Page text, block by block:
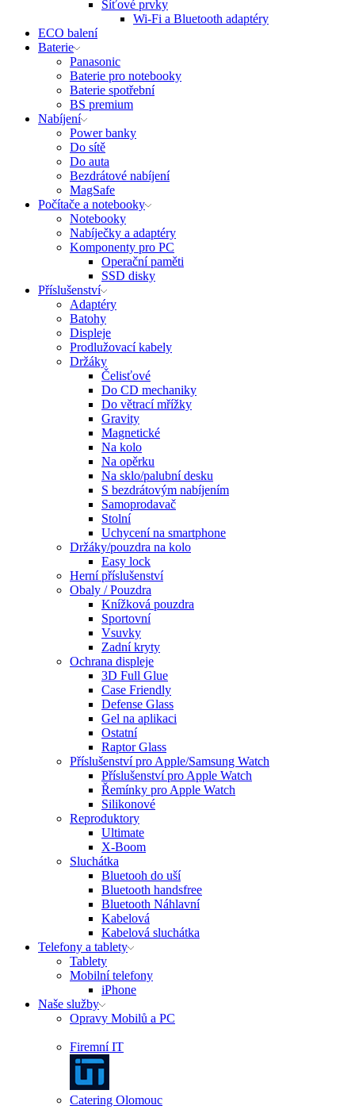
Síťové prvky
Wi-Fi a Bluetooth adaptéry
ECO balení
Baterie
Panasonic
Baterie pro notebooky
Baterie spotřební
BS premium
Nabíjení
Power banky
Do sítě
Do auta
Bezdrátové nabíjení
MagSafe
Počítače a notebooky
Notebooky
Nabíječky a adaptéry
Komponenty pro PC
Operační paměti
SSD disky
Příslušenství
Adaptéry
Batohy
Displeje
Prodlužovací kabely
Držáky
Čelisťové
Do CD mechaniky
Do větrací mřížky
Gravity
Magnetické
Na kolo
Na opěrku
Na sklo/palubní desku
S bezdrátovým nabíjením
Samoprodavač
Stolní
Uchycení na smartphone
Držáky/pouzdra na kolo
Easy lock
Herní příslušenství
Obaly / Pouzdra
Knížková pouzdra
Sportovní
Vsuvky
Zadní kryty
Ochrana displeje
3D Full Glue
Case Friendly
Defense Glass
Gel na aplikaci
Ostatní
Raptor Glass
Příslušenství pro Apple/Samsung Watch
Příslušenství pro Apple Watch
Řemínky pro Apple Watch
Silikonové
Reproduktory
Ultimate
X-Boom
Sluchátka
Bluetooh do uší
Bluetooth handsfree
Bluetooth Náhlavní
Kabelová
Kabelová sluchátka
Telefony a tablety
Tablety
Mobilní telefony
iPhone
Naše služby
Opravy Mobilů a PC
Firemní IT
Catering Olomouc